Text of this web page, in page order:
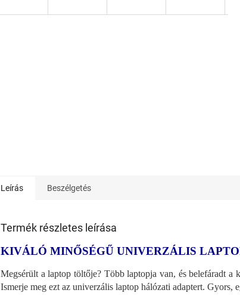
Leírás Beszélgetés
Termék részletes leírása
KIVÁLÓ MINŐSÉGŰ UNIVERZÁLIS
Megsérült a laptop töltője? Több laptopja van, és belefáradt a
Ismerje meg ezt az univerzális laptop hálózati adaptert. Gyors,